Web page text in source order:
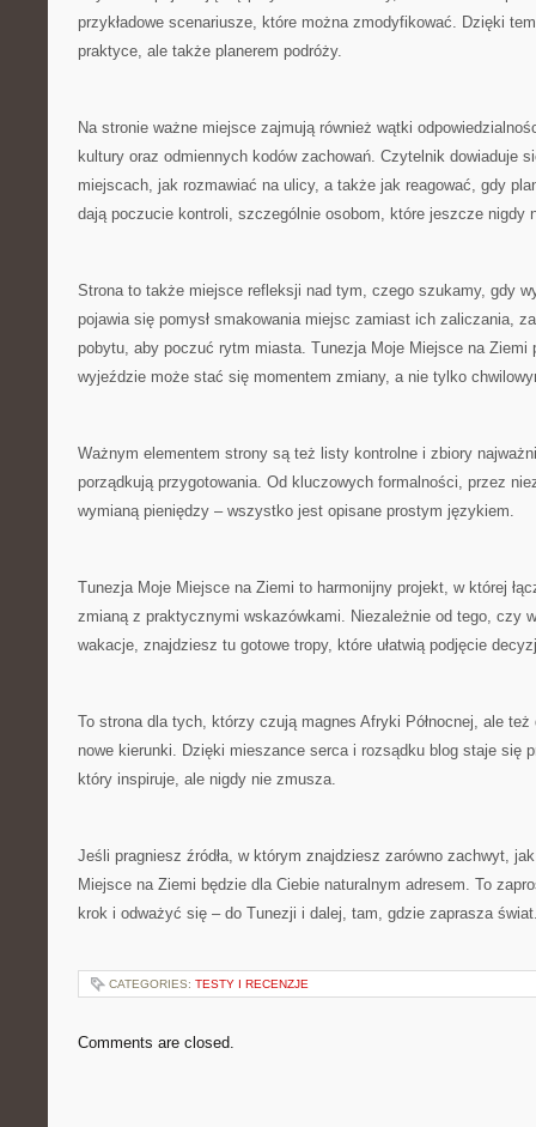
przykładowe scenariusze, które można zmodyfikować. Dzięki
praktyce, ale także planerem podróży.
Na stronie ważne miejsce zajmują również wątki
kultury oraz odmiennych kodów zachowań. Czytelnik dowiaduje
miejscach, jak rozmawiać na ulicy, a także jak reagować, gdy
dają poczucie kontroli, szczególnie osobom, które jeszcze nigdy
Strona to także miejsce refleksji nad tym, czego szukamy, gdy
pojawia się pomysł smakowania miejsc zamiast ich zaliczania,
pobytu, aby poczuć rytm miasta. Tunezja Moje Miejsce na Ziemi
wyjeździe może stać się momentem zmiany, a nie tylko
Ważnym elementem strony są też listy kontrolne i zbiory
porządkują przygotowania. Od kluczowych formalności, przez
wymianą pieniędzy – wszystko jest opisane prostym językiem.
Tunezja Moje Miejsce na Ziemi to harmonijny projekt, w której
zmianą z praktycznymi wskazówkami. Niezależnie od tego, czy
wakacje, znajdziesz tu gotowe tropy, które ułatwią podjęcie
To strona dla tych, którzy czują magnes Afryki Północnej, ale
nowe kierunki. Dzięki mieszance serca i rozsądku blog staje się
który inspiruje, ale nigdy nie zmusza.
Jeśli pragniesz źródła, w którym znajdziesz zarówno zachwyt,
Miejsce na Ziemi będzie dla Ciebie naturalnym adresem. To
krok i odważyć się – do Tunezji i dalej, tam, gdzie zaprasza
CATEGORIES: TESTY I RECENZJE
Comments are closed.